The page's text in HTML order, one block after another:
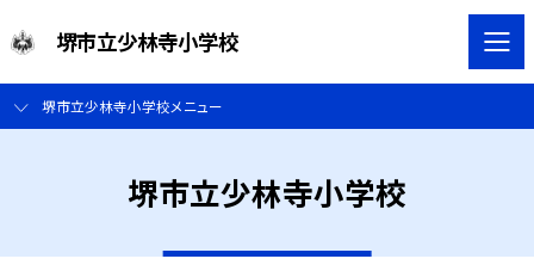
堺市立少林寺小学校
堺市立少林寺小学校メニュー
堺市立少林寺小学校